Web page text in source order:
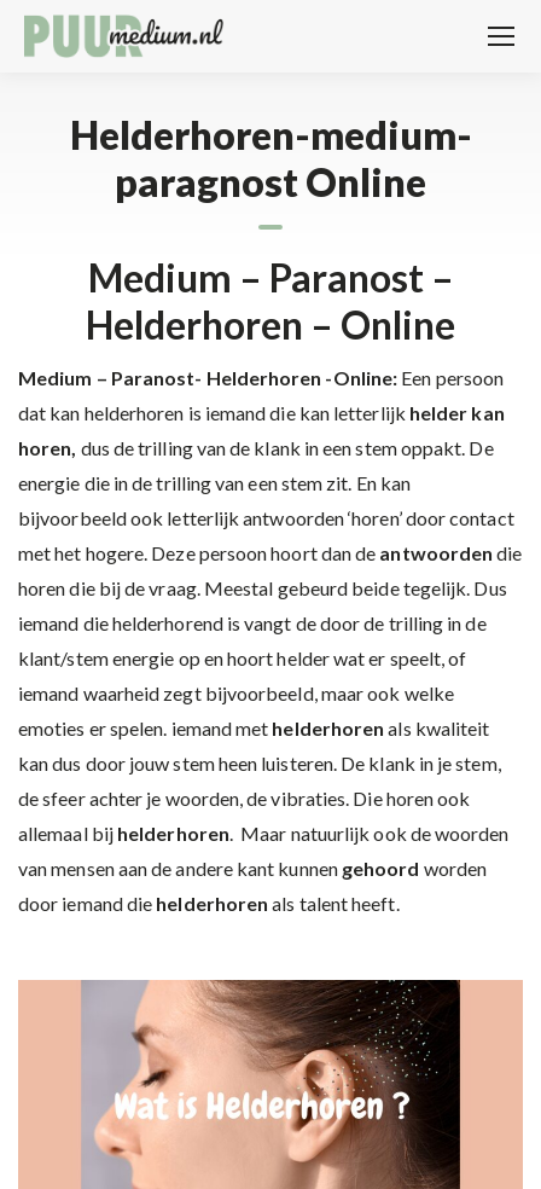
Helderhoren-medium-
paragnost Online
Medium – Paranost –
Helderhoren – Online
Medium – Paranost- Helderhoren -Online: Een persoon
dat kan helderhoren is iemand die kan letterlijk helder kan
horen, dus de trilling van de klank in een stem oppakt. De
energie die in de trilling van een stem zit. En kan
bijvoorbeeld ook letterlijk antwoorden ‘horen’ door contact
met het hogere. Deze persoon hoort dan de antwoorden die
horen die bij de vraag. Meestal gebeurd beide tegelijk. Dus
iemand die helderhorend is vangt de door de trilling in de
klant/stem energie op en hoort helder wat er speelt, of
iemand waarheid zegt bijvoorbeeld, maar ook welke
emoties er spelen. iemand met helderhoren als kwaliteit
kan dus door jouw stem heen luisteren. De klank in je stem,
de sfeer achter je woorden, de vibraties. Die horen ook
allemaal bij helderhoren. Maar natuurlijk ook de woorden
van mensen aan de andere kant kunnen gehoord worden
door iemand die helderhoren als talent heeft.